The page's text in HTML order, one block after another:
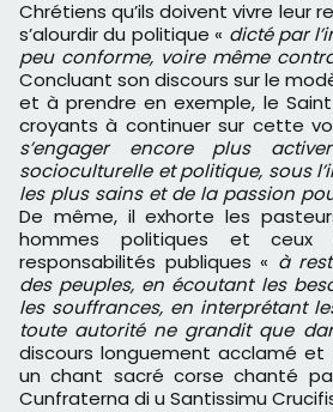
Chrétiens qu’ils doivent vivre leur
s’alourdir du politique « dicté par
peu conforme, voire même
Concluant son discours sur le
et à prendre en exemple, le
croyants à continuer sur cette
s’engager encore plus
socioculturelle et politique, sous
les plus sains et de la passion
De même, il exhorte les
hommes politiques et ceux
responsabilités publiques « à
des peuples, en écoutant les
les souffrances, en interprétant
toute autorité ne grandit que
discours longuement acclamé et
un chant sacré corse chanté
Cunfraterna di u Santissimu